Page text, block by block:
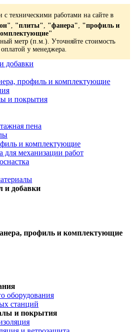
с техническими работами на сайте в
, "плиты", "фанера", "профиль и
метр (п.м.). Уточняйте стоимость
у менеджера.
добавки
профиль и комплектующие
и покрытия
пена
и комплектующие
для механизации работ
и добавки
профиль и комплектующие
оборудования
станций
и покрытия